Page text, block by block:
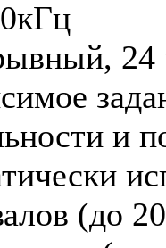
24
и
(до